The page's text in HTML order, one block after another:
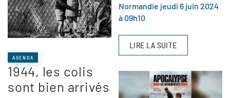
AGENDA
1944, les colis
sont bien arrivés
Normandie jeudi 6 juin 2024
à 09h10
LIRE LA SUITE